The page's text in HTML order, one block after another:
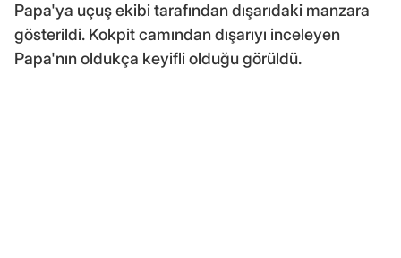
Papa'ya uçuş ekibi tarafından dışarıdaki manzara
gösterildi. Kokpit camından dışarıyı inceleyen
Papa'nın oldukça keyifli olduğu görüldü.